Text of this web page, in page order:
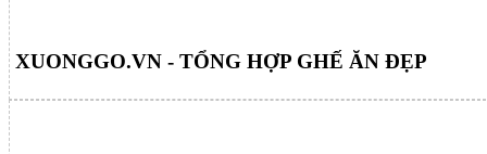
XUONGGO.VN - TỔNG HỢP GHẾ ĂN ĐẸP